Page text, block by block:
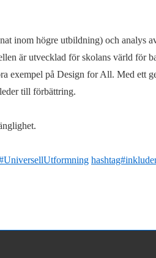
inom högre utbildning) och analys
är utvecklad för skolans värld för
exempel på Design for All. Med ett
till förbättring.